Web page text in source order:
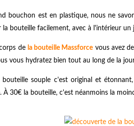
bouchon est en plastique, nous ne
la bouteille facilement, avec à l'intérieur
de la bouteille Massforce vous avez
vous hydratez bien tout au long de la
bouteille souple c'est original et
À 30€ la bouteille, c'est néanmoins la